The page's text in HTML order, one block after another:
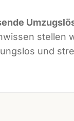
stellen
und